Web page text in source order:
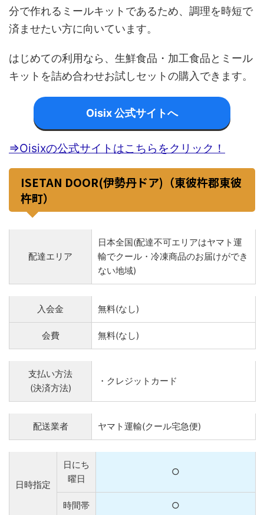
分で作れるミールキットであるため、調理を時短で
済ませたい方に向いています。
はじめての利用なら、生鮮食品・加工食品とミール
キットを詰め合わせお試しセットの購入できます。
Oisix 公式サイトへ
⇒Oisixの公式サイトはこちらをクリック！
ISETAN DOOR(伊勢丹ドア)（東彼杵郡東彼
杵町）
配達エリア
日本全国(配達不可エリアはヤマト運
輸でクール・冷凍商品のお届けができ
ない地域)
入会金 無料(なし)
会費 無料(なし)
支払い方法
(決済方法)
・クレジットカード
配送業者 ヤマト運輸(クール宅急便)
日時指定
日にち
曜日
○
時間帯 ○